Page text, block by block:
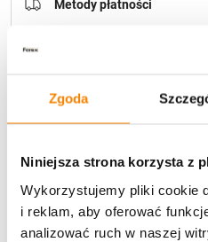
Zgoda
Niniejsza strona korzysta z
Wykorzystujemy pliki cookie
i reklam, aby oferować
analizować ruch w naszej
Potrzebujesz większą
Metody płatności